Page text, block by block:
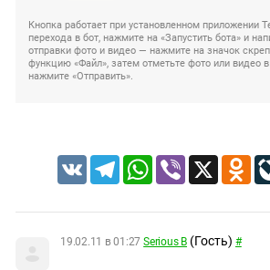
Кнопка работает при установленном приложении
перехода в бот, нажмите на «Запустить бота» и
отправки фото и видео — нажмите на значок
функцию «Файл», затем отметьте фото или видео
нажмите «Отправить».
VK TelegramWhatsApp
Viber X
19.02.11 в 01:27 Serious B (Гость) #